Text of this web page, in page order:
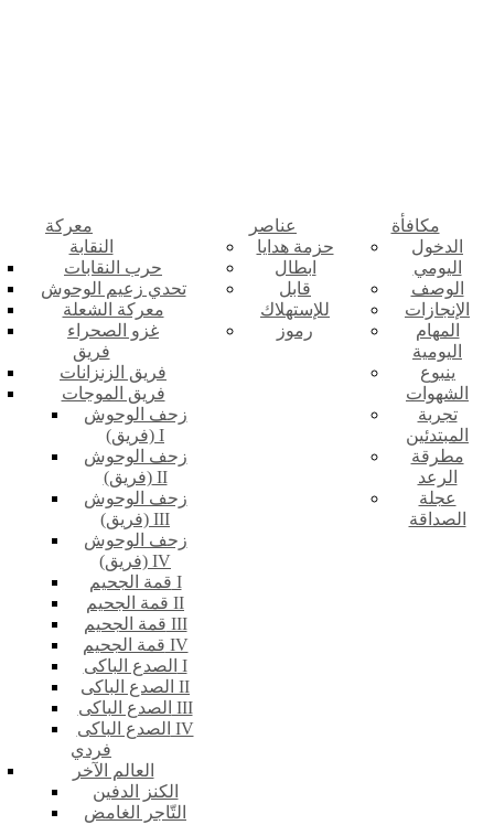
معركة
النقابة
حرب النقابات
تحدي زعيم الوحوش
معركة الشعلة
غزو الصحراء
فريق
فريق الزنزانات
فريق الموجات
زحف الوحوش
(فريق) I
زحف الوحوش
(فريق) II
زحف الوحوش
(فريق) III
زحف الوحوش
(فريق) IV
قمة الجحيم I
قمة الجحيم II
قمة الجحيم III
قمة الجحيم IV
الصدع الباكى I
الصدع الباكى II
الصدع الباكى III
الصدع الباكى IV
فردي
العالم الآخر
الكنز الدفين
التّاجر الغامض
عناصر
حزمة هدايا
ابطال
قابل
للإستهلاك
رموز
مكافأة
الدخول
اليومي
الوصف
الإنجازات
المهام
اليومية
ينبوع
الشهوات
تجربة
المبتدئين
مطرقة
الرعد
عجلة
الصداقة